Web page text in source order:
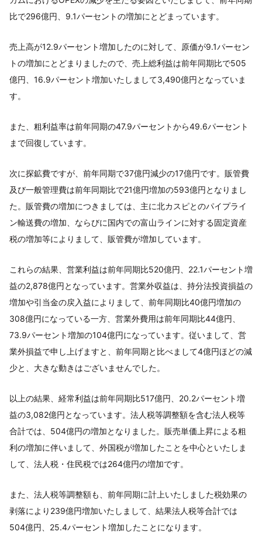
比で296億円、9.1パーセントの増加にとどまっています。
売上高が12.9パーセント増加したのに対して、原価が9.1パーセン
トの増加にとどまりましたので、売上総利益は前年同期比で505
億円、16.9パーセント増加いたしまして3,490億円となっていま
す。
また、粗利益率は前年同期の47.9パーセントから49.6パーセント
まで回復しています。
次に探鉱費ですが、前年同期で37億円減少の17億円です。販管費
及び一般管理費は前年同期比で21億円増加の593億円となりまし
た。販管費の増加につきましては、主に北カスピとのパイプライ
ン輸送費の増加、ならびに国内での富山ラインに対する固定資産
税の増加等によりまして、販管費が増加しています。
これらの結果、営業利益は前年同期比520億円、22.1パーセント増
益の2,878億円となっています。営業外収益は、持分法投資損益の
増加や引当金の戻入益によりまして、前年同期比40億円増加の
308億円になっている一方、営業外費用は前年同期比44億円、
73.9パーセント増加の104億円になっています。従いまして、営
業外損益で申し上げますと、前年同期と比べまして4億円ほどの減
少と、大きな動きはございませんでした。
以上の結果、経常利益は前年同期比517億円、20.2パーセント増
益の3,082億円となっています。法人税等調整額を含む法人税等
合計では、504億円の増加となりました。販売単価上昇による粗
利の増加に伴いまして、外国税が増加したことを中心といたしま
して、法人税・住民税では264億円の増加です。
また、法人税等調整額も、前年同期に計上いたしました税効果の
剥落により239億円増加いたしまして、結果法人税等合計では
504億円、25.4パーセント増加したことになります。